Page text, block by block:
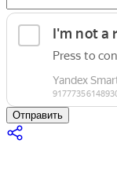
Отправить